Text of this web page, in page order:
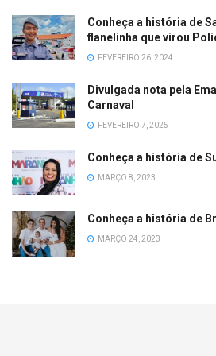
Conheça a história de
flanelinha que virou
FEVEREIRO 26, 2024
Divulgada nota pela
Carnaval
FEVEREIRO 7, 2025
Conheça a história de
MARÇO 8, 2023
Conheça a história de
MARÇO 24, 2023